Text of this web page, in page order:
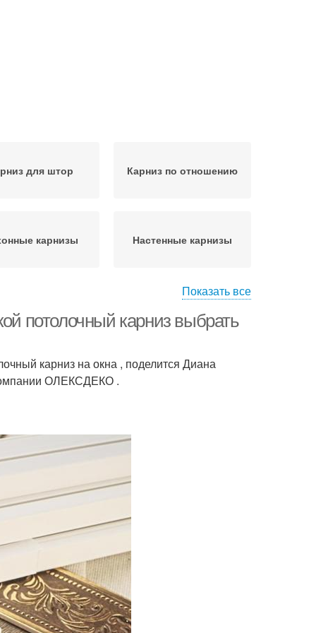
для штор Карниз по отношению
карнизы Настенные карнизы
Показать все
потолочный карниз выбрать
карниз на окна , поделится Диана
ОЛЕКСДЕКО .